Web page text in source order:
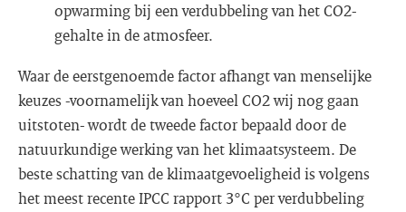
opwarming bij een verdubbeling van het CO2-
gehalte in de atmosfeer.
Waar de eerstgenoemde factor afhangt van menselijke
keuzes -voornamelijk van hoeveel CO2 wij nog gaan
uitstoten- wordt de tweede factor bepaald door de
natuurkundige werking van het klimaatsysteem. De
beste schatting van de klimaatgevoeligheid is volgens
het meest recente IPCC rapport 3°C per verdubbeling